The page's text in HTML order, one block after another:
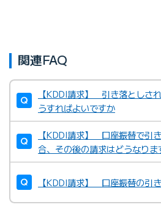
関連FAQ
【KDDI請求】 引き落としさ
うすればよいですか
【KDDI請求】 口座振替で引
合、その後の請求はどうなりま
【KDDI請求】 口座振替の引